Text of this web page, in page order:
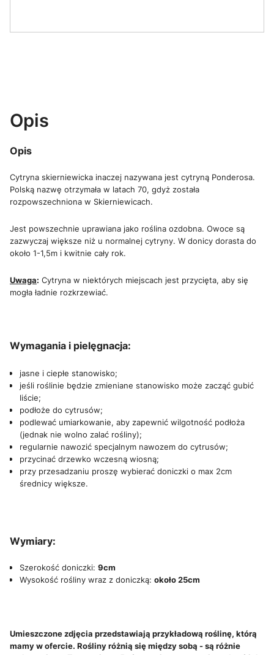
Opis
Opis
Cytryna skierniewicka inaczej nazywana jest cytryną Ponderosa.
Polską nazwę otrzymała w latach 70, gdyż została
rozpowszechniona w Skierniewicach.
Jest powszechnie uprawiana jako roślina ozdobna. Owoce są
zazwyczaj większe niż u normalnej cytryny. W donicy dorasta do
około 1-1,5m i kwitnie cały rok.
Uwaga: Cytryna w niektórych miejscach jest przycięta, aby się
mogła ładnie rozkrzewiać.
Wymagania i pielęgnacja:
jasne i ciepłe stanowisko;
jeśli roślinie będzie zmieniane stanowisko może zacząć gubić
liście;
podłoże do cytrusów;
podlewać umiarkowanie, aby zapewnić wilgotność podłoża
(jednak nie wolno zalać rośliny);
regularnie nawozić specjalnym nawozem do cytrusów;
przycinać drzewko wczesną wiosną;
przy przesadzaniu proszę wybierać doniczki o max 2cm
średnicy większe.
Wymiary:
Szerokość doniczki: 9cm
Wysokość rośliny wraz z doniczką: około 25cm
Umieszczone zdjęcia przedstawiają przykładową roślinę, którą
mamy w ofercie. Rośliny różnią się między sobą - są różnie